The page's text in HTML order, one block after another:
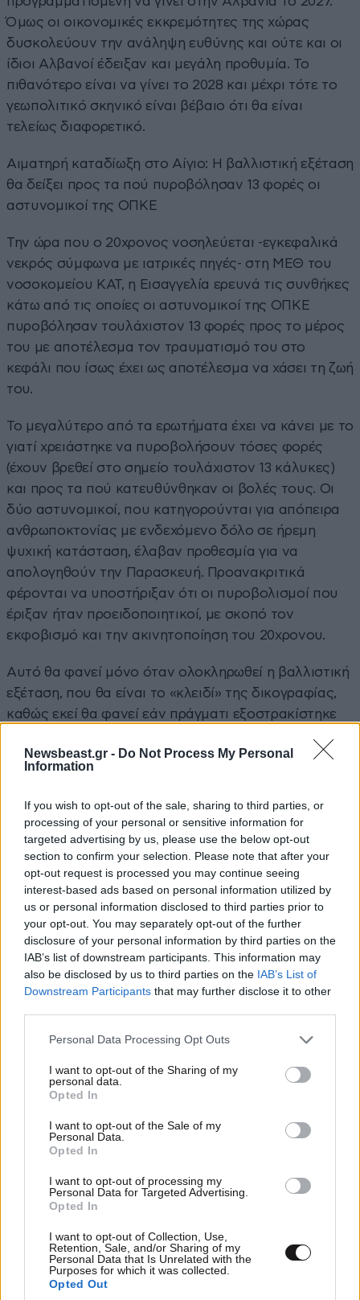
Newsbeast.gr - Do Not Process My Personal
Information
If you wish to opt-out of the sale, sharing to third parties, or
processing of your personal or sensitive information for
targeted advertising by us, please use the below opt-out
section to confirm your selection. Please note that after your
opt-out request is processed you may continue seeing
interest-based ads based on personal information utilized by
us or personal information disclosed to third parties prior to
your opt-out. You may separately opt-out of the further
disclosure of your personal information by third parties on the
IAB’s list of downstream participants. This information may
also be disclosed by us to third parties on the IAB’s List of
Downstream Participants that may further disclose it to other
Please note that this website/app uses one or more Google
not limited to your visit or usage behaviour. You may click to
grant or deny consent to Google and its third-party tags to
use your data for below specified purposes in below Google
consent section.
Personal Data Processing Opt Outs
I want to opt-out of the Sharing of my
personal data.
Opted In
I want to opt-out of the Sale of my
Personal Data.
Opted In
I want to opt-out of processing my
Personal Data for Targeted Advertising.
Opted In
I want to opt-out of Collection, Use,
Retention, Sale, and/or Sharing of my
Personal Data that Is Unrelated with the
Purposes for which it was collected.
Opted Out
Όμως οι οικονομικές εκκρεμότητες της χώρας
δυσκολεύουν την ανάληψη ευθύνης και ούτε και οι
ίδιοι Αλβανοί έδειξαν και μεγάλη προθυμία. Το
πιθανότερο είναι να γίνει το 2028 και μέχρι τότε το
γεωπολιτικό σκηνικό είναι βέβαιο ότι θα είναι
τελείως διαφορετικό.
Αιματηρή καταδίωξη στο Αίγιο: Η βαλλιστική εξέταση
θα δείξει προς τα πού πυροβόλησαν 13 φορές οι
αστυνομικοί της ΟΠΚΕ
Την ώρα που ο 20χρονος νοσηλεύεται -εγκεφαλικά
νεκρός σύμφωνα με ιατρικές πηγές- στη ΜΕΘ του
νοσοκομείου ΚΑΤ, η Εισαγγελία ερευνά τις συνθήκες
κάτω από τις οποίες οι αστυνομικοί της ΟΠΚΕ
πυροβόλησαν τουλάχιστον 13 φορές προς το μέρος
του με αποτέλεσμα τον τραυματισμό του στο
κεφάλι που ίσως έχει ως αποτέλεσμα να χάσει τη ζωή
του.
Το μεγαλύτερο από τα ερωτήματα έχει να κάνει με το
γιατί χρειάστηκε να πυροβολήσουν τόσες φορές
(έχουν βρεθεί στο σημείο τουλάχιστον 13 κάλυκες)
και προς τα πού κατευθύνθηκαν οι βολές τους. Οι
δύο αστυνομικοί, που κατηγορούνται για απόπειρα
ανθρωποκτονίας με ενδεχόμενο δόλο σε ήρεμη
ψυχική κατάσταση, έλαβαν προθεσμία για να
απολογηθούν την Παρασκευή. Προανακριτικά
φέρονται να υποστήριξαν ότι οι πυροβολισμοί που
έριξαν ήταν προειδοποιητικοί, με σκοπό τον
εκφοβισμό και την ακινητοποίηση του 20χρονου.
Αυτό θα φανεί μόνο όταν ολοκληρωθεί η βαλλιστική
εξέταση, που θα είναι το «κλειδί» της δικογραφίας,
καθώς εκεί θα φανεί εάν πράγματι εξοστρακίστηκε
μέρος του νεαρού, που φέρει δύο σοβαρά τραύματα
υπάρχουν τουλάχιστον 6 οπές σε διαφορετικά ύψη,
κάτι που σημαίνει ότι δεν είχαμε μόνο
προειδοποιητικά πυρά στον αέρα.
Να θυμίσουμε ότι η ανακοίνωση του Αρχηγείου της
ΕΛΑΣ ήταν ιδιαίτερα προσεκτική και αναφερόταν
περισσότερο στο τι προηγήθηκε των πυροβολισμών,
που είχαν ως αποτέλεσμα ένας 20χρονος να είναι
-σύμφωνα με ιατρικές πηγές- εγκεφαλικά νεκρός.
μάθετεπρώτοιτα σημαντικότερα νέα
Διαβάστε σχετικά
Παγκόσμιος συναγερμός μετά την
απειλή Τραμπ: «Θα χτυπήσουμε